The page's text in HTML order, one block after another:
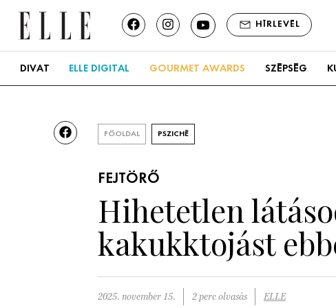
HÍRLEVÉL
DIVAT ELLE DIGITAL GOURMET AWARDS SZÉPSÉG
FŐOLDAL PSZICHÉ
FEJTÖRŐ
Hihetetlen
kakukktojást
2025. november 15. 2 perc olvasás ELLE